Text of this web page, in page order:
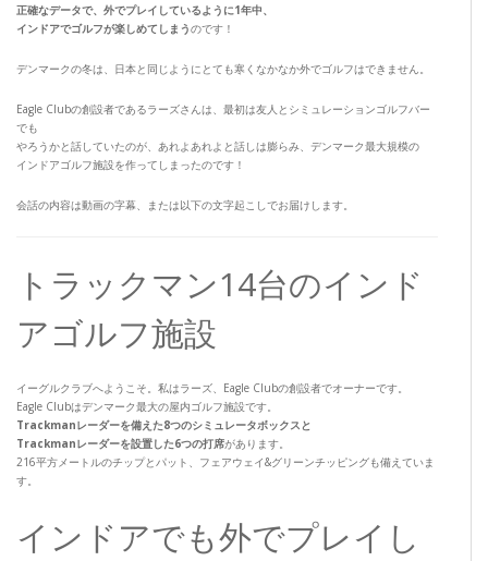
正確なデータで、外でプレイしているように1年中、
インドアでゴルフが楽しめてしまうのです！
デンマークの冬は、日本と同じようにとても寒くなかなか外でゴルフはできません。
Eagle Clubの創設者であるラーズさんは、最初は友人とシミュレーションゴルフバー
でも
やろうかと話していたのが、あれよあれよと話しは膨らみ、デンマーク最大規模の
インドアゴルフ施設を作ってしまったのです！
会話の内容は動画の字幕、または以下の文字起こしでお届けします。
トラックマン14台のインド
アゴルフ施設
イーグルクラブへようこそ。私はラーズ、Eagle Clubの創設者でオーナーです。
Eagle Clubはデンマーク最大の屋内ゴルフ施設です。
Trackmanレーダーを備えた8つのシミュレータボックスと
Trackmanレーダーを設置した6つの打席があります。
216平方メートルのチップとパット、フェアウェイ&グリーンチッピングも備えていま
す。
インドアでも外でプレイし